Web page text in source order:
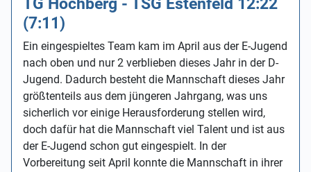
(7:11)
Ein eingespieltes Team kam im April aus der E-Jugend
nach oben und nur 2 verblieben dieses Jahr in der D-
Jugend. Dadurch besteht die Mannschaft dieses Jahr
größtenteils aus dem jüngeren Jahrgang, was uns
sicherlich vor einige Herausforderung stellen wird,
doch dafür hat die Mannschaft viel Talent und ist aus
der E-Jugend schon gut eingespielt. In der
Vorbereitung seit April konnte die Mannschaft in ihrer